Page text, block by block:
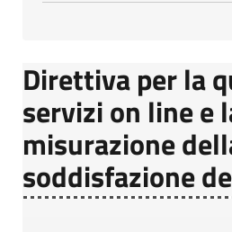
Direttiva per la
servizi on line e
misurazione
soddisfazione